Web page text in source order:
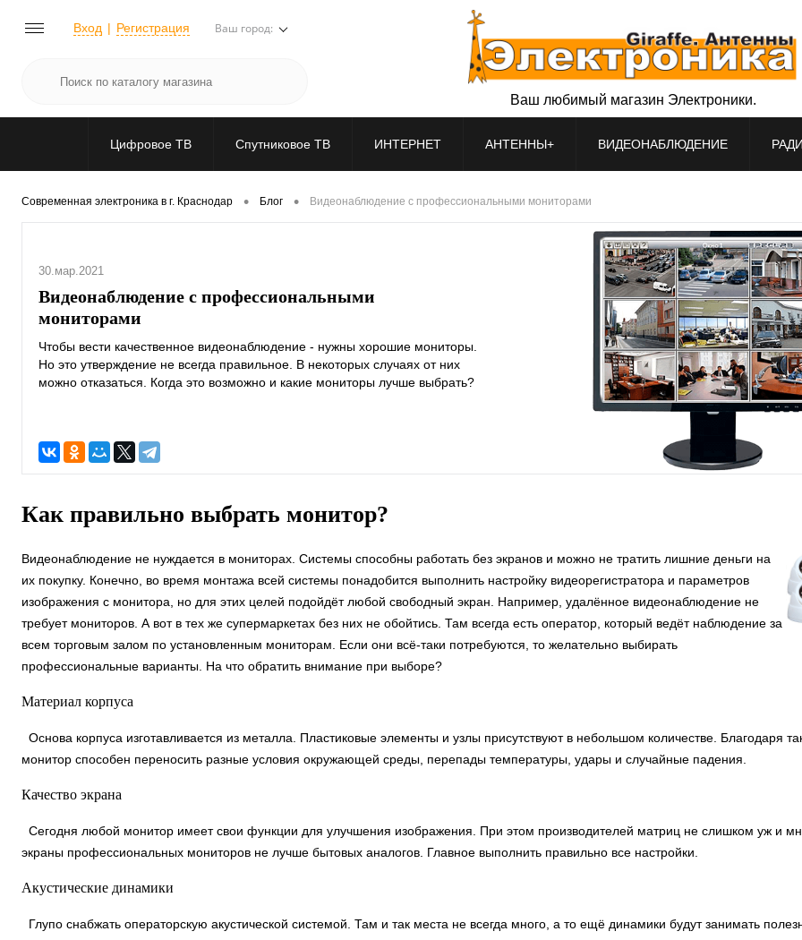
Вход Регистрация Ваш город:
Ваш любимый магазин Электроники.
Цифровое ТВ Спутниковое ТВ ИНТЕРНЕТ АНТЕННЫ+ ВИДЕОНАБЛЮДЕНИЕ
Современная электроника в г. Краснодар • Блог • Видеонаблюдение с профессиональными мониторами
30.мар.2021
Видеонаблюдение с профессиональными
мониторами
Чтобы вести качественное видеонаблюдение - нужны хорошие мониторы.
Но это утверждение не всегда правильное. В некоторых случаях от них
можно отказаться. Когда это возможно и какие мониторы лучше выбрать?
Как правильно выбрать монитор?
Видеонаблюдение не нуждается в мониторах. Системы способны работать без экранов и можно не тратить лишние деньги на
их покупку. Конечно, во время монтажа всей системы понадобится выполнить настройку видеорегистратора и параметров
изображения с монитора, но для этих целей подойдёт любой свободный экран. Например, удалённое видеонаблюдение не
требует мониторов. А вот в тех же супермаркетах без них не обойтись. Там всегда есть оператор, который ведёт наблюдение за
всем торговым залом по установленным мониторам. Если они всё-таки потребуются, то желательно выбирать
профессиональные варианты. На что обратить внимание при выборе?
Материал корпуса
Основа корпуса изготавливается из металла. Пластиковые элементы и узлы присутствуют в небольшом количестве. Благодаря
монитор способен переносить разные условия окружающей среды, перепады температуры, удары и случайные падения.
Качество экрана
Сегодня любой монитор имеет свои функции для улучшения изображения. При этом производителей матриц не слишком уж и
экраны профессиональных мониторов не лучше бытовых аналогов. Главное выполнить правильно все настройки.
Акустические динамики
Глупо снабжать операторскую акустической системой. Там и так места не всегда много, а то ещё динамики будут занимать